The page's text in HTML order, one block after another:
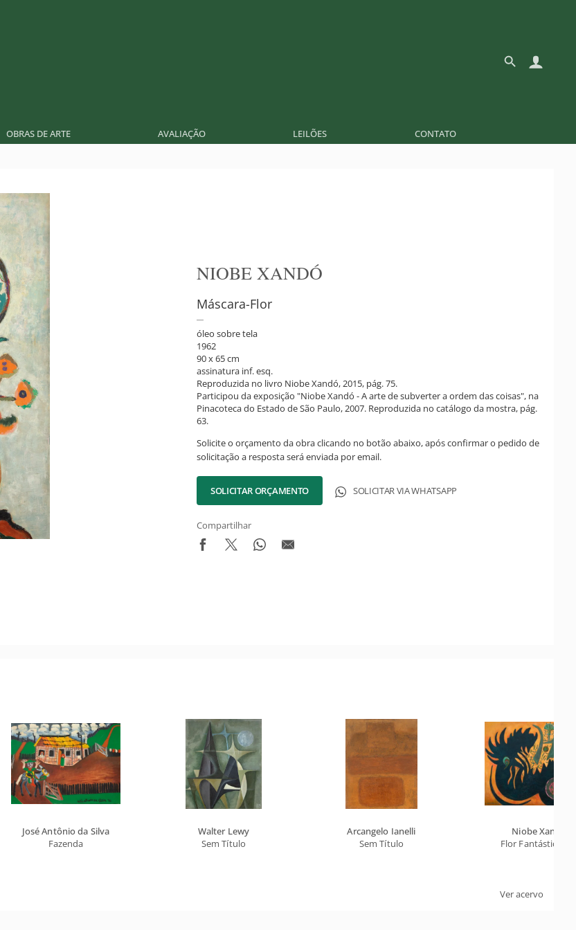
OBRAS DE ARTE AVALIAÇÃO LEILÕES CONTATO
NIOBE XANDÓ
Máscara-Flor
óleo sobre tela
1962
90 x 65 cm
assinatura inf. esq.
Reproduzida no livro Niobe Xandó, 2015, pág. 75.
Participou da exposição "Niobe Xandó - A arte de subverter a ordem das coisas", na
Pinacoteca do Estado de São Paulo, 2007. Reproduzida no catálogo da mostra, pág.
63.
Solicite o orçamento da obra clicando no botão abaixo, após confirmar o pedido de
solicitação a resposta será enviada por email.
SOLICITAR ORÇAMENTO SOLICITAR VIA WHATSAPP
Compartilhar
José Antônio da Silva
Fazenda
Walter Lewy
Sem Título
Arcangelo Ianelli
Sem Título
Niobe Xandó
Flor Fantástica
Ver acervo